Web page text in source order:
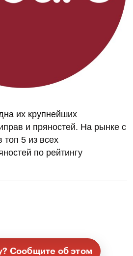
их крупнейших
и пряностей. На рынке с
топ 5 из всех
по рейтингу
Сообщите об этом